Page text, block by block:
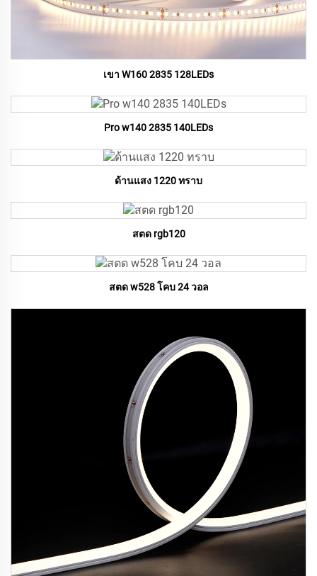
เขา W160 2835 128LEDs
Pro w140 2835 140LEDs
ด้านแสง 1220 ทราบ
สตด rgb120
สตด w528 โคบ 24 วอล